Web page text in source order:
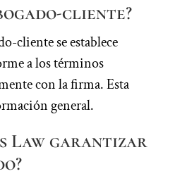
cliente?
cliente se establece
a los términos
con la firma. Esta
general.
Law garantizar